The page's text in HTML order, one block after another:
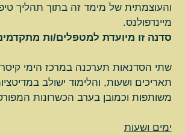
והעוצמתית של מימד זה בתוך תהליך
מיינדפולנס.
סדנה זו מיועדת למטפלים/ות
שתי הסדנאות תערכנה במרכז הימי
תאריכים ושעות, והלימוד ישולב
משותפות וכמובן בערב הכשרונות
ימים ושעות